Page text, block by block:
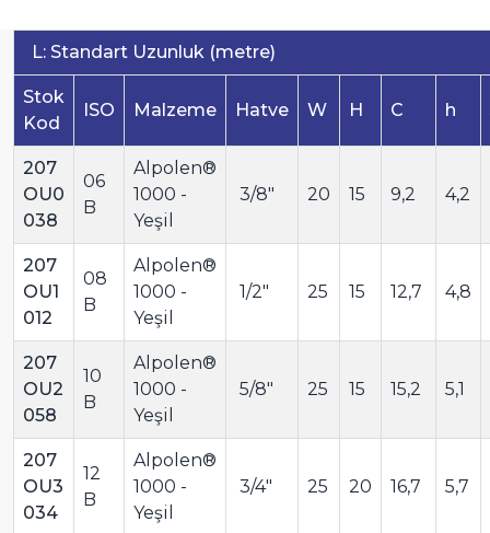
L: Standart Uzunluk (metre)
Stok
Kod
ISO Malzeme Hatve W H C h
207
OU0
038
06
B
Alpolen®
1000 -
Yeşil
3/8" 20 15 9,2 4,2
207
OU1
012
08
B
Alpolen®
1000 -
Yeşil
1/2" 25 15 12,7 4,8
207
OU2
058
10
B
Alpolen®
1000 -
Yeşil
5/8" 25 15 15,2 5,1
207
OU3
034
12
B
Alpolen®
1000 -
Yeşil
3/4" 25 20 16,7 5,7